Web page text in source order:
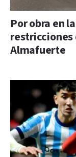
Por obra en
Almafuerte